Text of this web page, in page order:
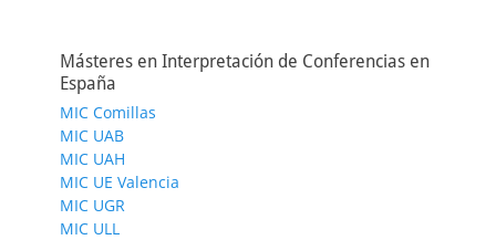
Másteres en Interpretación de Conferencias en
España
MIC Comillas
MIC UAB
MIC UAH
MIC UE Valencia
MIC UGR
MIC ULL